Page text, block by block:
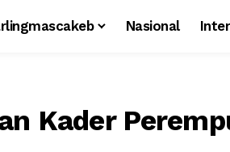
Nasional
Kader